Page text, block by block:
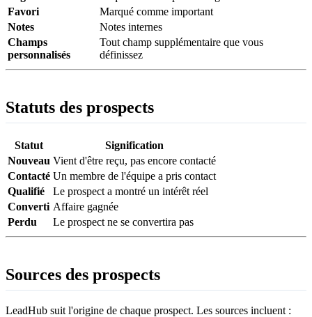
Favori
Marqué comme important
Notes
Notes internes
Champs
personnalisés
Tout champ supplémentaire que vous
définissez
Statuts des prospects
Statut
Signification
Nouveau Vient d'être reçu, pas encore contacté
Contacté Un membre de l'équipe a pris contact
Qualifié
Le prospect a montré un intérêt réel
Converti Affaire gagnée
Perdu
Le prospect ne se convertira pas
Sources des prospects
LeadHub suit l'origine de chaque prospect. Les sources incluent :